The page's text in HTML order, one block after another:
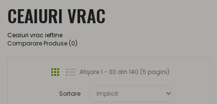
CEAIURI VRAC
Ceaiuri vrac ieftine
Comparare Produse (0)
Afişare 1 - 30 din 140 (5 pagini)
Sortare